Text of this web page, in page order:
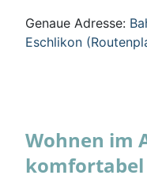
Genaue Adresse:
Eschlikon
Wohnen im